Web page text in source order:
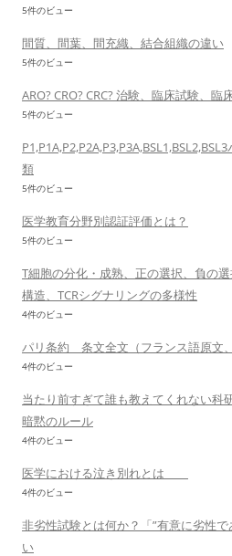
5件のビュー
間質、間葉、間充織、結合組織の違い
5件のビュー
ARO? CRO? CRC? 治験、臨床試験、臨
5件のビュー
類
5件のビュー
医学教育分野別認証評価とは？
5件のビュー
T細胞の分化・成熟、正の選択、負の
構造、TCRシグナリングの多様性
4件のビュー
パリ条約 条文全文（フランス語原文
4件のビュー
当たり前すぎて誰も教えてくれない科
暗黙のルール
4件のビュー
医学における泣き別れとは
4件のビュー
非劣性試験とは何か？「”有意に劣性
い